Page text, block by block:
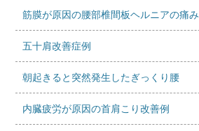
筋膜が原因の腰部椎間板ヘルニアの痛み
五十肩改善症例
朝起きると突然発生したぎっくり腰
内臓疲労が原因の首肩こり改善例